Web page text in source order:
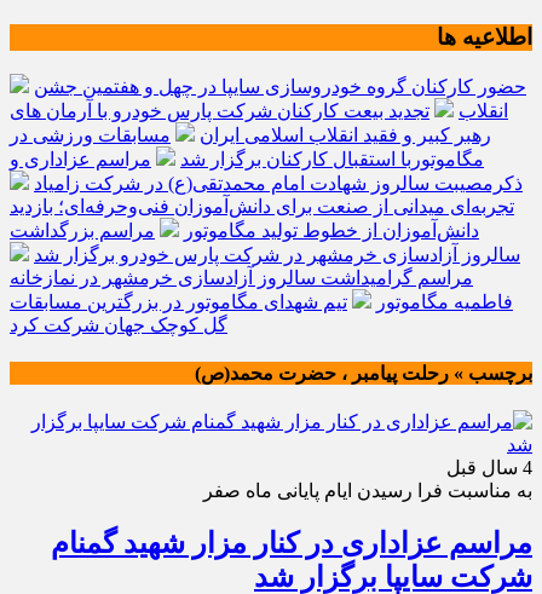
اطلاعیه ها
حضور کارکنان گروه خودروسازی سایپا در چهل و هفتمین جشن
انقلاب
تجدید بیعت کارکنان شرکت پارس خودرو با آرمان های
رهبر کبیر و فقید انقلاب اسلامی ایران
مسابقات ورزشی در
مگاموتوربا استقبال کارکنان برگزار شد
مراسم عزاداری و
ذکرمصیبت سالروز شهادت امام محمدتقی(ع) در شرکت زامیاد
تجربه‌ای میدانی از صنعت برای دانش‌آموزان فنی‌وحرفه‌ای؛ بازدید
دانش‌آموزان از خطوط تولید مگاموتور
مراسم بزرگداشت
سالروز آزادسازی خرمشهر در شرکت پارس خودرو برگزار شد
مراسم گرامیداشت سالروز آزادسازی خرمشهر در نمازخانه
فاطمیه مگاموتور
تیم شهدای مگاموتور در بزرگترین مسابقات
گل کوچک جهان شرکت کرد
برچسب » رحلت پیامبر ، حضرت محمد(ص)
4 سال قبل
به مناسبت فرا رسیدن ایام پایانی ماه صفر
مراسم عزاداری در کنار مزار شهید گمنام
شرکت سایپا برگزار شد